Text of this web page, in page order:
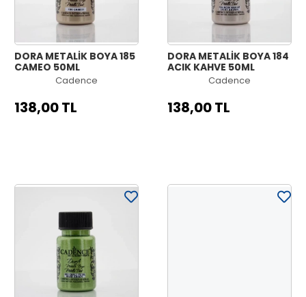
DORA METALİK BOYA 185
CAMEO 50ML
Cadence
138,00 TL
DORA METALİK BOYA 184
AÇIK KAHVE 50ML
Cadence
138,00 TL